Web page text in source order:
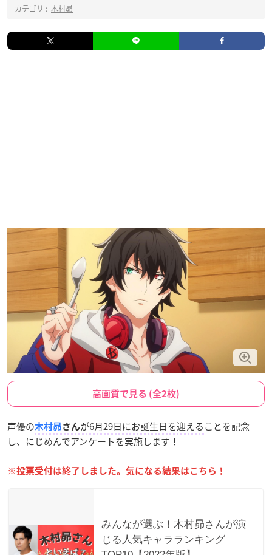
カテゴリ : 木村昴
高画質で見る (全2枚)
声優の木村昴 さんが6月29日にお誕生日を迎えることを記念
し、にじめんでアンケートを実施します！
※投票受付は終了しました。気になる結果はこちら！